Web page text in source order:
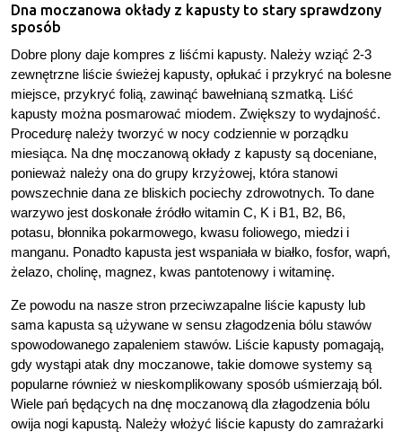
Dna moczanowa okłady z kapusty to stary sprawdzony
sposób
Dobre plony daje kompres z liśćmi kapusty. Należy wziąć 2-3
zewnętrzne liście świeżej kapusty, opłukać i przykryć na bolesne
miejsce, przykryć folią, zawinąć bawełnianą szmatką. Liść
kapusty można posmarować miodem. Zwiększy to wydajność.
Procedurę należy tworzyć w nocy codziennie w porządku
miesiąca. Na dnę moczanową okłady z kapusty są doceniane,
ponieważ należy ona do grupy krzyżowej, która stanowi
powszechnie dana ze bliskich pociechy zdrowotnych. To dane
warzywo jest doskonałe źródło witamin C, K i B1, B2, B6,
potasu, błonnika pokarmowego, kwasu foliowego, miedzi i
manganu. Ponadto kapusta jest wspaniała w białko, fosfor, wapń,
żelazo, cholinę, magnez, kwas pantotenowy i witaminę.
Ze powodu na nasze stron przeciwzapalne liście kapusty lub
sama kapusta są używane w sensu złagodzenia bólu stawów
spowodowanego zapaleniem stawów. Liście kapusty pomagają,
gdy wystąpi atak dny moczanowe, takie domowe systemy są
popularne również w nieskomplikowany sposób uśmierzają ból.
Wiele pań będących na dnę moczanową dla złagodzenia bólu
owija nogi kapustą. Należy włożyć liście kapusty do zamrażarki